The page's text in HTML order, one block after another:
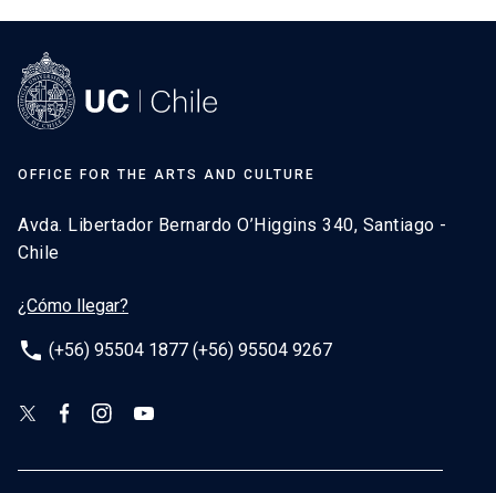
OFFICE FOR THE ARTS AND CULTURE
Avda. Libertador Bernardo O’Higgins 340, Santiago -
Chile
¿Cómo llegar?
phone (+56) 95504 1877 (+56) 95504 9267